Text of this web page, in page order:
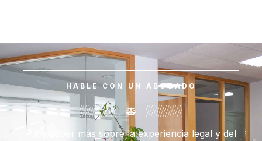
HABLE CON UN ABOGADO
Para saber más sobre la experiencia legal y del